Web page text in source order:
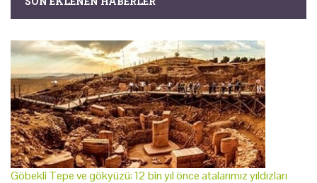
Göbekli Tepe ve gökyüzü: 12 bin yıl önce atalarımız yıldızları